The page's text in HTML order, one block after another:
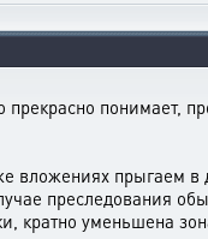
понимает,
вложениях прыгаем в
преследования
кратно уменьшена